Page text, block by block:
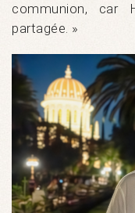
communion,
partagée. »